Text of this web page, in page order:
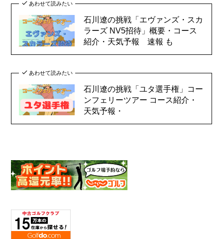
あわせて読みたい
石川遼の挑戦「エヴァンズ・スカ
ラーズ NV5招待」概要・コース
紹介・天気予報 速報 も
あわせて読みたい
石川遼の挑戦「ユタ選手権」コー
ンフェリーツアー コース紹介・
天気予報・